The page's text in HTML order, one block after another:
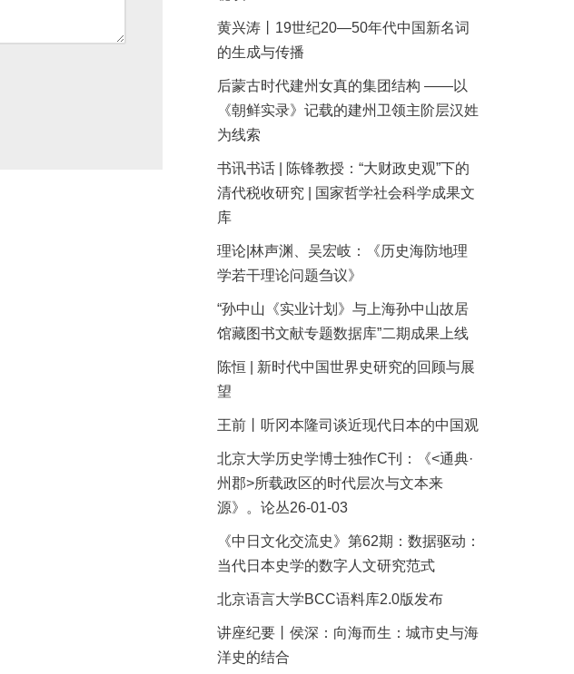
黄兴涛丨19世纪20—50年代中国新名词
的生成与传播
后蒙古时代建州女真的集团结构 ——以
《朝鲜实录》记载的建州卫领主阶层汉姓
为线索
书讯书话 | 陈锋教授：“大财政史观”下的
清代税收研究 | 国家哲学社会科学成果文
库
理论|林声渊、吴宏岐：《历史海防地理
学若干理论问题刍议》
“孙中山《实业计划》与上海孙中山故居
馆藏图书文献专题数据库”二期成果上线
陈恒 | 新时代中国世界史研究的回顾与展
望
王前丨听冈本隆司谈近现代日本的中国观
北京大学历史学博士独作C刊：《<通典·
州郡>所载政区的时代层次与文本来
源》。论丛26-01-03
《中日文化交流史》第62期：数据驱动：
当代日本史学的数字人文研究范式
北京语言大学BCC语料库2.0版发布
讲座纪要丨侯深：向海而生：城市史与海
洋史的结合